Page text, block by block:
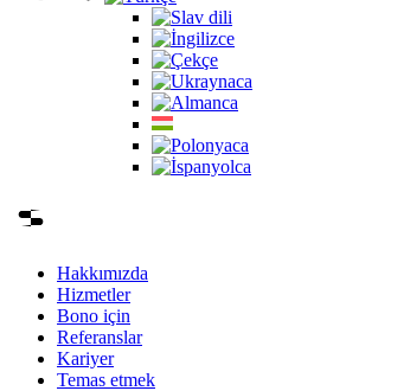
Hakkımızda
Hizmetler
Bono için
Referanslar
Kariyer
Temas etmek